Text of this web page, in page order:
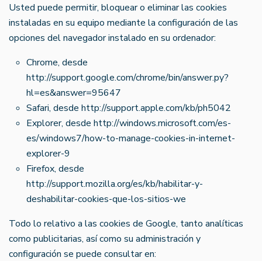
Usted puede permitir, bloquear o eliminar las cookies
instaladas en su equipo mediante la configuración de las
opciones del navegador instalado en su ordenador:
Chrome, desde
http://support.google.com/chrome/bin/answer.py?
hl=es&answer=95647
Safari, desde http://support.apple.com/kb/ph5042
Explorer, desde http://windows.microsoft.com/es-
es/windows7/how-to-manage-cookies-in-internet-
explorer-9
Firefox, desde
http://support.mozilla.org/es/kb/habilitar-y-
deshabilitar-cookies-que-los-sitios-we
Todo lo relativo a las cookies de Google, tanto analíticas
como publicitarias, así como su administración y
configuración se puede consultar en: